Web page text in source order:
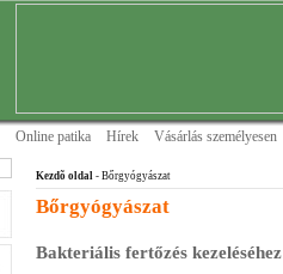
Online patika Hírek Vásárlás személyesen
Kezdõ oldal - Bőrgyógyászat
Bőrgyógyászat
Bakteriális fertőzés kezeléséhez